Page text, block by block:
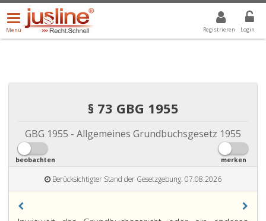
Registrieren Login
Menü
öffnen/schließen
Menü
ALLE DROPDOWN: GEWÄHLTER WERT IST ALLE
§ 73 GBG 1955
GBG 1955 - Allgemeines Grundbuchsgesetz 1955
beobachten merken
Berücksichtigter Stand der Gesetzgebung: 07.08.2026